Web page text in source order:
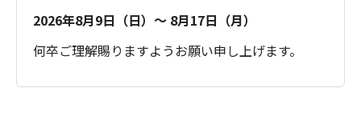
2026年8月9日（日）～ 8月17日（月）
何卒ご理解賜りますようお願い申し上げます。